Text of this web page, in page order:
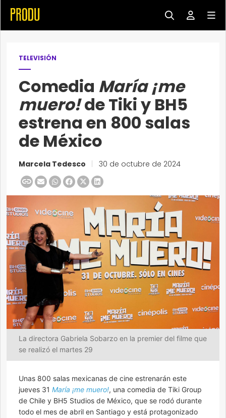
TELEVISIÓN
Comedia María ¡me
muero!de Tiki y BH5
estrena en 800 salas
de México
Marcela Tedesco 30 de octubre de 2024
La directora Gabriela Sobarzo en la premier del filme que
se realizó el martes 29
Unas 800 salas mexicanas de cine estrenarán este
jueves 31 María ¡me muero!, una comedia de Tiki Group
de Chile y BH5 Studios de México, que se rodó durante
todo el mes de abril en Santiago y está protagonizado